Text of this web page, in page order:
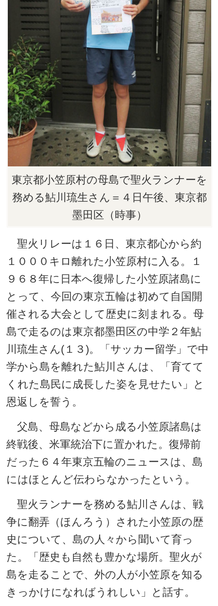
東京都小笠原村の母島で聖火ランナーを
務める鮎川琉生さん＝４日午後、東京都
墨田区（時事）
聖火リレーは１６日、東京都心から約
１０００キロ離れた小笠原村に入る。１
９６８年に日本へ復帰した小笠原諸島に
とって、今回の東京五輪は初めて自国開
催される大会として歴史に刻まれる。母
島で走るのは東京都墨田区の中学２年鮎
川琉生さん(１３)。「サッカー留学」で中
学から島を離れた鮎川さんは、「育てて
くれた島民に成長した姿を見せたい」と
恩返しを誓う。
父島、母島などから成る小笠原諸島は
終戦後、米軍統治下に置かれた。復帰前
だった６４年東京五輪のニュースは、島
にはほとんど伝わらなかったという。
聖火ランナーを務める鮎川さんは、戦
争に翻弄（ほんろう）された小笠原の歴
史について、島の人々から聞いて育っ
た。「歴史も自然も豊かな場所。聖火が
島を走ることで、外の人が小笠原を知る
きっかけになればうれしい」と話す。